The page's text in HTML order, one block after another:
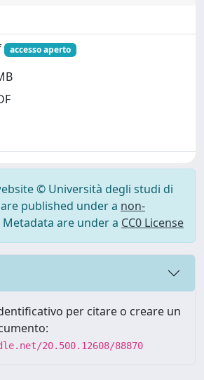
accesso aperto
© Università degli studi di
published under a non-
Metadata are under a CC0 License
per citare o creare un
20.500.12608/88870